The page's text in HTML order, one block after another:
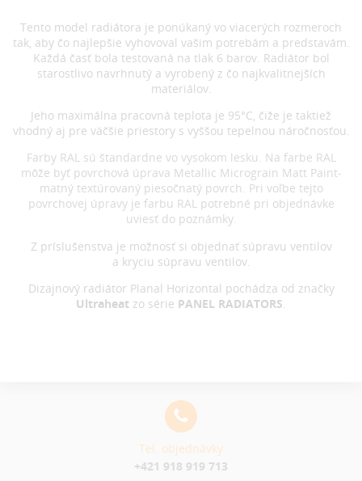
Tento model radiátora je ponúkaný vo viacerých rozmeroch
tak, aby čo najlepšie vyhovoval vašim potrebám a predstavám.
Každá časť bola testovaná na tlak 6 barov. Radiátor bol
starostlivo navrhnutý a vyrobený z čo najkvalitnejších
materiálov.
Jeho maximálna pracovná teplota je 95°C, čiže je taktiež
vhodný aj pre väčšie priestory s vyššou tepelnou náročnosťou.
Farby RAL sú štandardne vo vysokom lesku. Na farbe RAL
môže byť povrchová úprava Metallic Micrograin Matt Paint-
matný textúrovaný piesočnatý povrch. Pri voľbe tejto
povrchovej úpravy je farbu RAL potrebné pri objednávke
uviesť do poznámky.
Z príslušenstva je možnosť si objednať súpravu ventilov
a kryciu súpravu ventilov.
Dizajnový radiátor Planal Horizontal pochádza od značky
Ultraheat zo série PANEL RADIATORS
Tel. objednávky
+421 918 919 713